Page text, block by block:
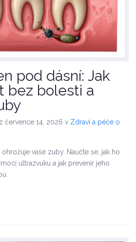
pod dásní: Jak
bez bolesti a
z července 14, 2026 v Zdraví a péče o
vaše zuby. Naučte se, jak ho
ultrazvuku a jak prevenir jeho